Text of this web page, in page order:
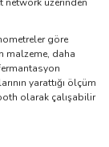
göre
malzeme, daha
yarattığı ölçüm
olarak çalışabilir